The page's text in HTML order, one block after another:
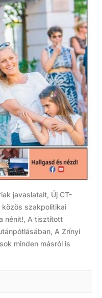
javaslatait, Új CT-
közös szakpolitikai
nénit!, A tisztított
A Zrínyi
minden másról is